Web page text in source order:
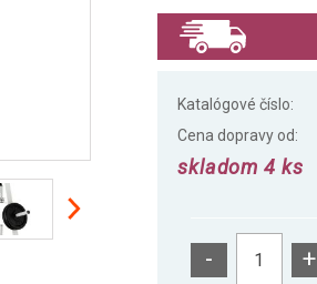
Katalógové číslo:
Cena dopravy od:
skladom 4 ks
- +